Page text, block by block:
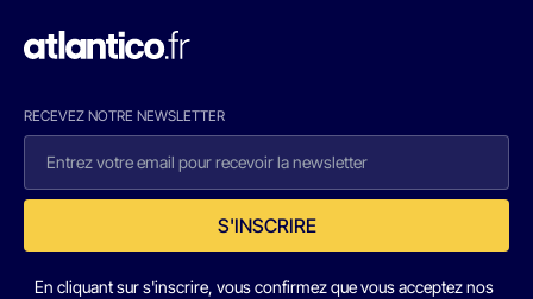
RECEVEZ NOTRE NEWSLETTER
S'INSCRIRE
En cliquant sur s'inscrire, vous confirmez que vous acceptez nos